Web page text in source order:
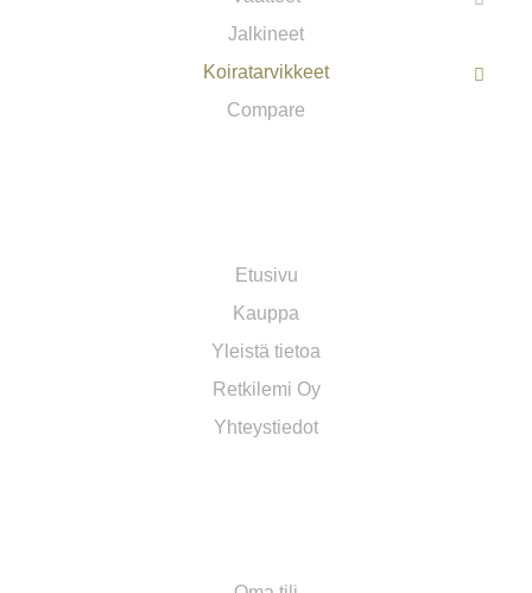
Jalkineet
Koiratarvikkeet
Compare
Etusivu
Kauppa
Yleistä tietoa
Retkilemi Oy
Yhteystiedot